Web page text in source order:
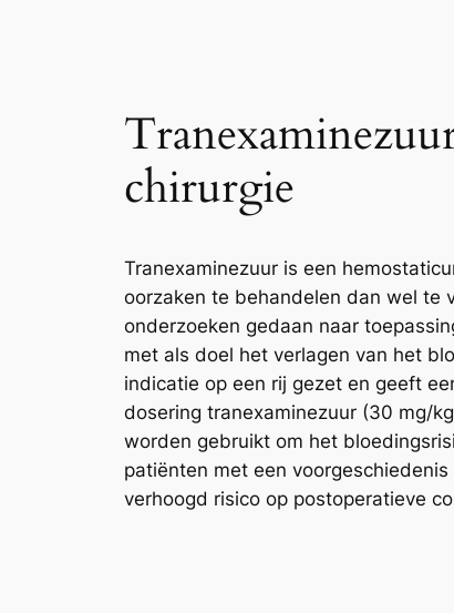
chirurgie
Tranexaminezuur is een
oorzaken te behandelen dan wel te
onderzoeken gedaan naar
met als doel het verlagen van het
indicatie op een rij gezet en geeft
dosering tranexaminezuur (30 mg/
worden gebruikt om het
patiënten met een
verhoogd risico op postoperatieve